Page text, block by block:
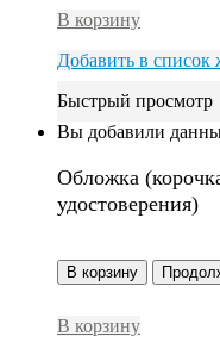
В корзину
Добавить в список
Быстрый просмотр
Вы добавили
Обложка
удостоверения)
В корзину
В корзину